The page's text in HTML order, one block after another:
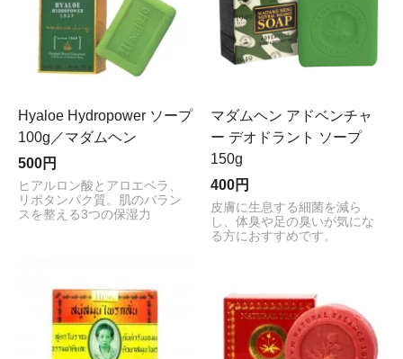
Hyaloe Hydropower ソープ
100g／マダムヘン
500円
ヒアルロン酸とアロエベラ、
リポタンパク質。肌のバラン
スを整える3つの保湿力
マダムヘン アドベンチャ
ー デオドラント ソープ
150g
400円
皮膚に生息する細菌を減ら
し、体臭や足の臭いが気にな
る方におすすめです。